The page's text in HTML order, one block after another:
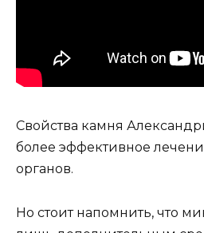
Свойства камня
более эффективное
органов.
Но стоит напомнить, что